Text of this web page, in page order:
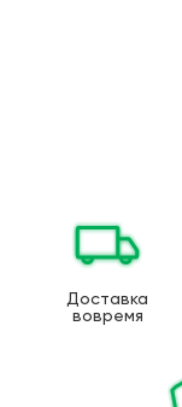
Доставка
вовремя